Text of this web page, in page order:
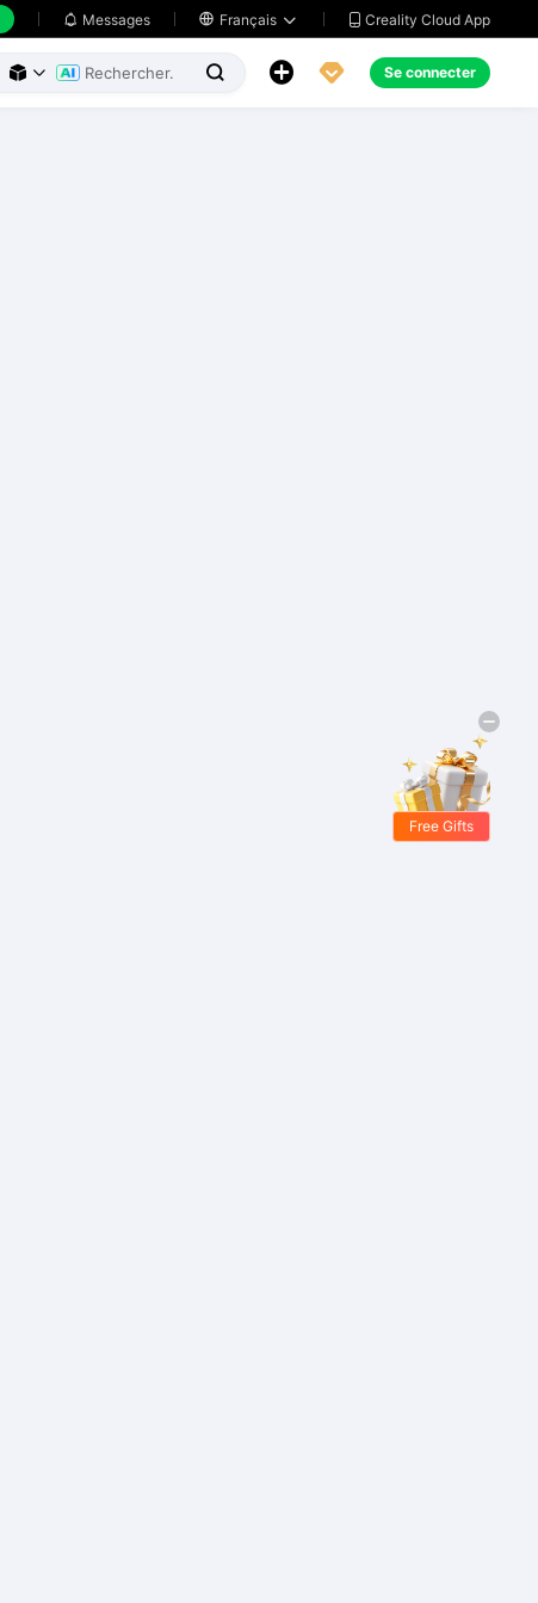
 Messages  Français   Creality Cloud App
     Se connecter
Free Gifts